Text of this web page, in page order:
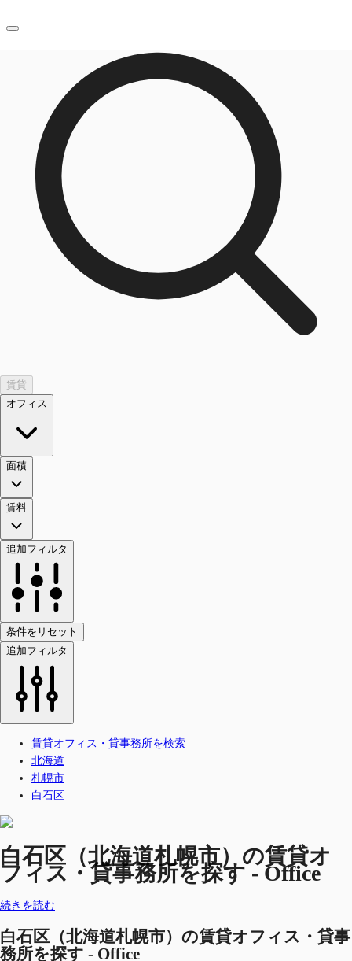
オフィス・事務所
倉庫・物流センター
地図検索
記事
仲介会社様はこちらへ
お気に入り
お電話
賃貸
オフィス
面積
賃料
追加フィルタ
条件をリセット
追加フィルタ
賃貸オフィス・貸事務所を検索
北海道
札幌市
白石区
白石区（北海道札幌市）の賃貸オ
フィス・貸事務所を探す - Office
続きを読む
白石区（北海道札幌市）の賃貸オフィス・貸事
務所を探す - Office